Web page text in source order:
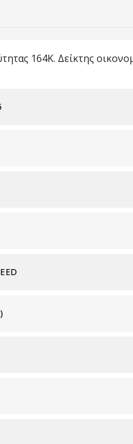
164K. Δείκτης